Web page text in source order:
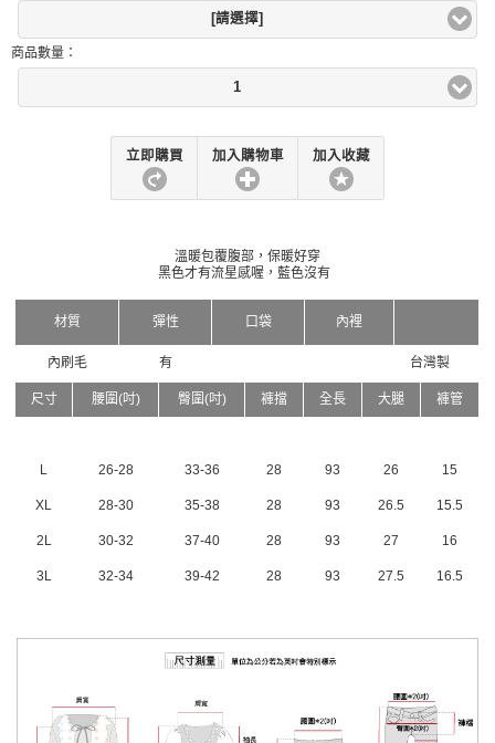
[請選擇]
商品數量：
1
立即購買 加入購物車 加入收藏
溫暖包覆腹部，保暖好穿
黑色才有流星感喔，藍色沒有
材質 彈性 口袋 內裡
內刷毛 有 台灣製
尺寸 腰圍(吋) 臀圍(吋) 褲擋 全長 大腿 褲管
L 26-28 33-36 28 93 26 15
XL 28-30 35-38 28 93 26.5 15.5
2L 30-32 37-40 28 93 27 16
3L 32-34 39-42 28 93 27.5 16.5